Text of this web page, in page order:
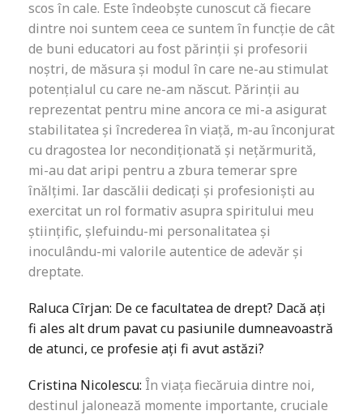
scos în cale. Este îndeobște cunoscut că fiecare
dintre noi suntem ceea ce suntem în funcție de cât
de buni educatori au fost părinții și profesorii
noștri, de măsura și modul în care ne-au stimulat
potențialul cu care ne-am născut. Părinții au
reprezentat pentru mine ancora ce mi-a asigurat
stabilitatea și încrederea în viață, m-au înconjurat
cu dragostea lor necondiționată și nețărmurită,
mi-au dat aripi pentru a zbura temerar spre
înălțimi. Iar dascălii dedicați și profesioniști au
exercitat un rol formativ asupra spiritului meu
științific, șlefuindu-mi personalitatea și
inoculându-mi valorile autentice de adevăr și
dreptate.
Raluca Cîrjan: De ce facultatea de drept? Dacă ați
fi ales alt drum pavat cu pasiunile dumneavoastră
de atunci, ce profesie ați fi avut astăzi?
Cristina Nicolescu: În viața fiecăruia dintre noi,
destinul jalonează momente importante, cruciale